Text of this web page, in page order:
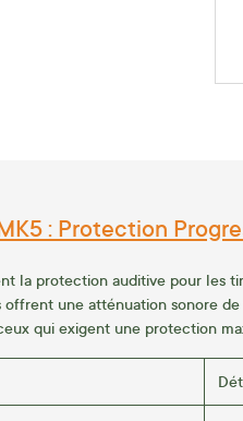
: Protection
la protection auditive pour les
une atténuation sonore
qui exigent une protection